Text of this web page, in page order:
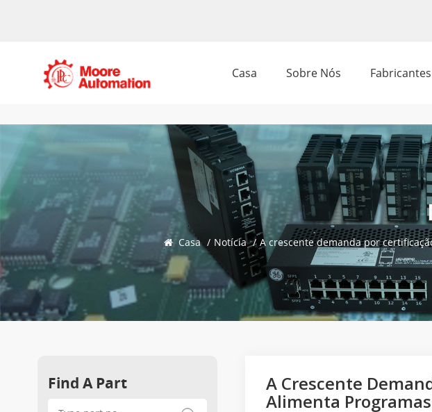
Casa Sobre Nós Fabricantes
Casa / Notícia / A crescente demanda por
A Crescente
Alimenta
Find A Part